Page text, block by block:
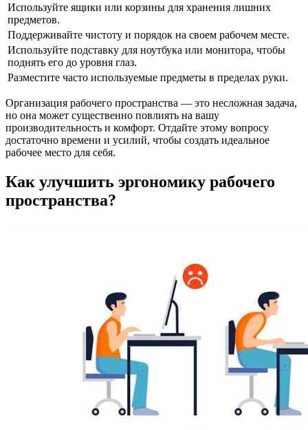
Используйте ящики или корзины для хранения лишних
предметов.
Поддерживайте чистоту и порядок на своем рабочем месте.
Используйте подставку для ноутбука или монитора, чтобы
поднять его до уровня глаз.
Разместите часто используемые предметы в пределах руки.
Организация рабочего пространства — это несложная задача,
но она может существенно повлиять на вашу
производительность и комфорт. Отдайте этому вопросу
достаточно времени и усилий, чтобы создать идеальное
рабочее место для себя.
Как улучшить эргономику рабочего
пространства?